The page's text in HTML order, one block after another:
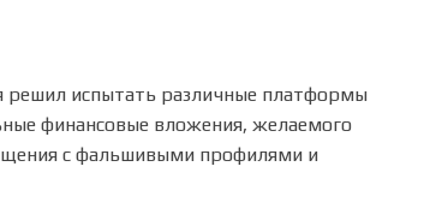
решил испытать различные платформы
финансовые вложения, желаемого
с фальшивыми профилями и